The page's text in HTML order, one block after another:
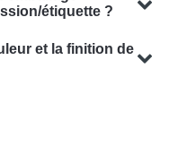
étiquette ?
spécialisée dans la
et la finition de
équipe se fera un
la couleur et la